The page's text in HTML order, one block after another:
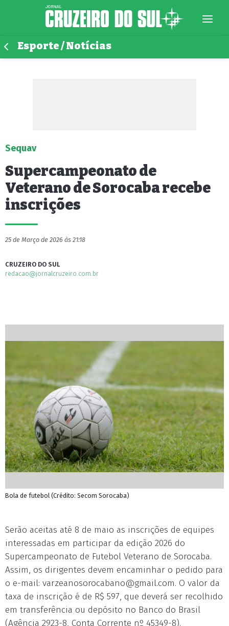
Esporte / Notícias
Sequav
Supercampeonato de
Veterano de Sorocaba recebe
inscrições
25 de Março de 2026 às 21:18
CRUZEIRO DO SUL
redacao@jornalcruzeiro.com.br
Bola de futebol (Crédito: Secom Sorocaba)
Serão aceitas até 8 de maio as inscrições de equipes
interessadas em participar da edição 2026 do
Supercampeonato de Futebol Veterano de Sorocaba.
Assim, os dirigentes devem encaminhar o pedido para
o e-mail: varzeanosorocabano@gmail.com. O valor da
taxa de inscrição é de R$ 597, que deverá ser recolhido
em transferência ou depósito no Banco do Brasil
(Agência 2923-8, Conta Corrente nº 45349-8).